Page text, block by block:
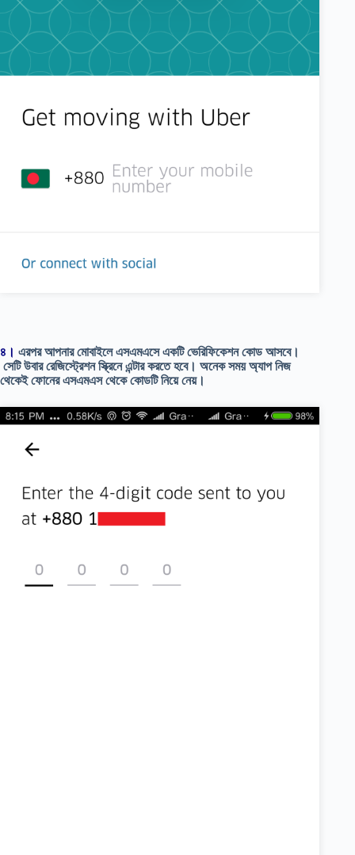
৪। এরপর আপনার মোবাইলে এসএমএসে একটি ভেরিফিকেশন কোড আসবে।
সেটি উবার রেজিস্ট্রেশন স্ক্রিনে এন্টার করতে হবে। অনেক সময় অ্যাপ নিজ
থেকেই ফোনের এসএমএস থেকে কোডটি নিয়ে নেয়।